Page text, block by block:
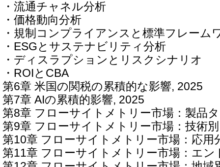
・流通チャネル分析
・価格動向分析
・規制コンプライアンスと標準フレーム
・ESGとサステナビリティ分析
・ディスラプションとリスクシナリオ
・ROIとCBA
第6章 米国の関税の累積的な影響, 2025
第7章 AIの累積的影響, 2025
第8章 フローサイトメトリー市場：製品
第9章 フローサイトメトリー市場：技術別
第10章 フローサイトメトリー市場：応用
第11章 フローサイトメトリー市場：エン